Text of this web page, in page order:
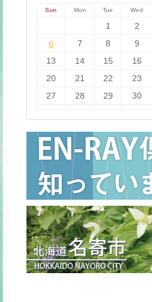
Sun Mon Tue Wed
1 2
6
6 7 8 9
13
14 15 16
20
21 22 23
27
28 29 30